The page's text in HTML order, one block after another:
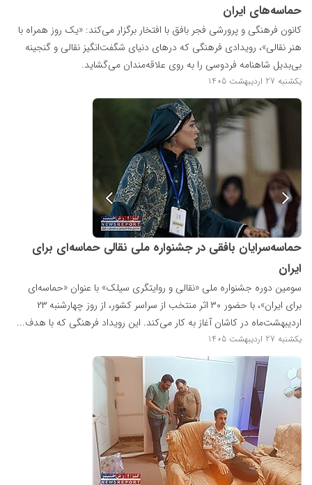
حماسه‌های ایران
کانون فرهنگی و پرورشی فجر بافق با افتخار برگزار می‌کند: «یک روز همراه با
هنر نقالی»، رویدادی فرهنگی که درهای دنیای شگفت‌انگیز نقالی و گنجینه
بی‌بدیل شاهنامه فردوسی را به روی علاقه‌مندان می‌گشاید.
یکشنبه 27 اردیبهشت 1405
حماسه‌سرایان بافقی در جشنواره ملی نقالی حماسه‌ای برای
ایران
سومین دوره جشنواره ملی «نقالی و روایتگری سیلک» با عنوان «حماسه‌ای
برای ایران»، با حضور ۳۰ اثر منتخب از سراسر کشور، از روز چهارشنبه ۲۳
اردیبهشت‌ماه در کاشان آغاز به کار می‌کند. این رویداد فرهنگی که با هدف...
یکشنبه 27 اردیبهشت 1405